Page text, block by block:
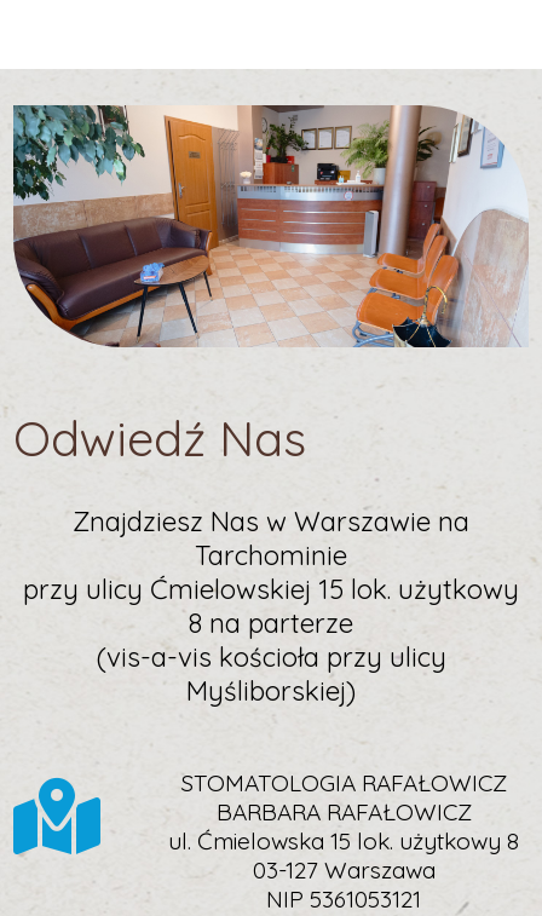
Odwiedź Nas
Znajdziesz Nas w Warszawie na
Tarchominie
przy ulicy Ćmielowskiej 15 lok. użytkowy
8 na parterze
(vis-a-vis kościoła przy ulicy
Myśliborskiej)
STOMATOLOGIA RAFAŁOWICZ
BARBARA RAFAŁOWICZ
ul. Ćmielowska 15 lok. użytkowy 8
03-127 Warszawa
NIP 5361053121